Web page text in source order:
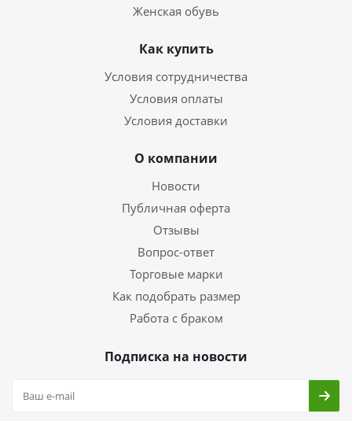
Женская обувь
Как купить
Условия сотрудничества
Условия оплаты
Условия доставки
О компании
Новости
Публичная оферта
Отзывы
Вопрос-ответ
Торговые марки
Как подобрать размер
Работа с браком
Подписка на новости